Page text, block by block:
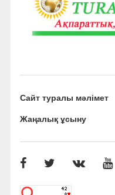
Сайт туралы мәлімет
Жаңалық ұсыну